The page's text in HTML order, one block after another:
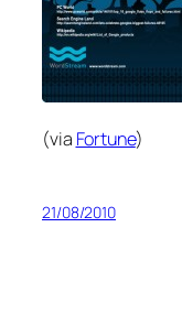
(via Fortune)
21/08/2010